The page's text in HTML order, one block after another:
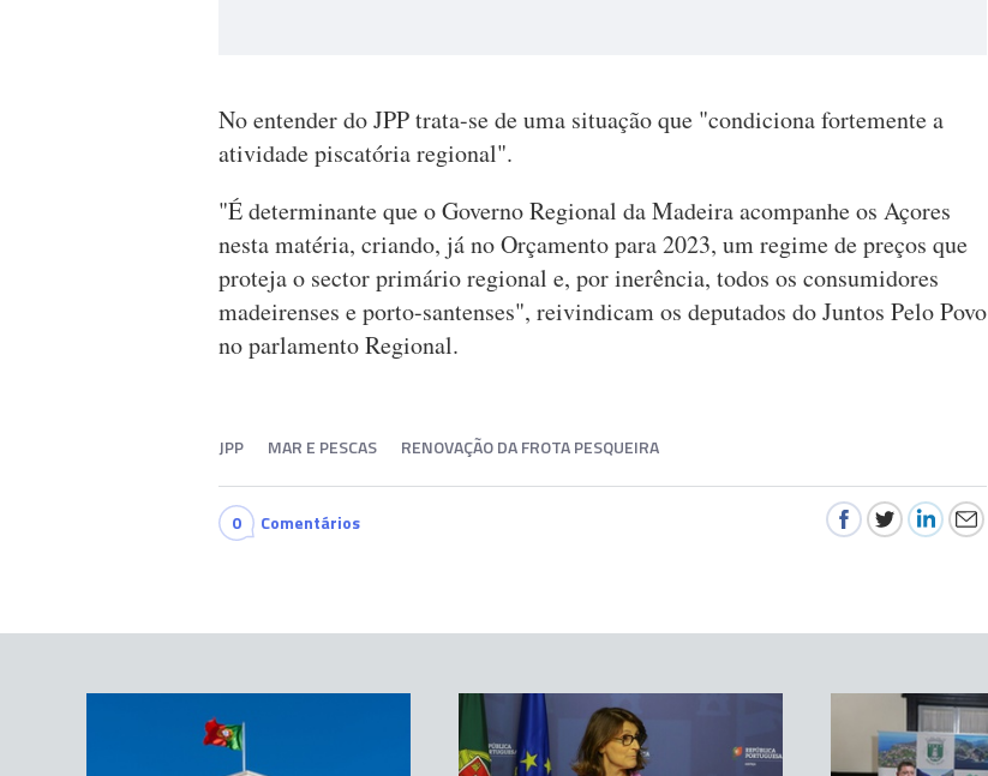
No entender do JPP trata-se de uma situação que "condiciona fortemente a
atividade piscatória regional".
"É determinante que o Governo Regional da Madeira acompanhe os Açores
nesta matéria, criando, já no Orçamento para 2023, um regime de preços que
proteja o sector primário regional e, por inerência, todos os consumidores
madeirenses e porto-santenses", reivindicam os deputados do Juntos Pelo Povo
no parlamento Regional.
JPP MAR E PESCAS RENOVAÇÃO DA FROTA PESQUEIRA
0 Comentários